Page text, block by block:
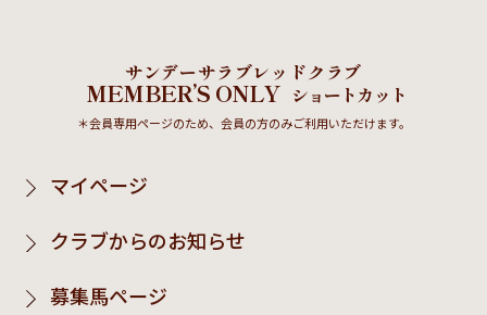
サンデーサラブレッドクラブ
MEMBER’S ONLY ショートカット
＊会員専用ページのため、会員の方のみご利用いただけます。
マイページ
クラブからのお知らせ
募集馬ページ